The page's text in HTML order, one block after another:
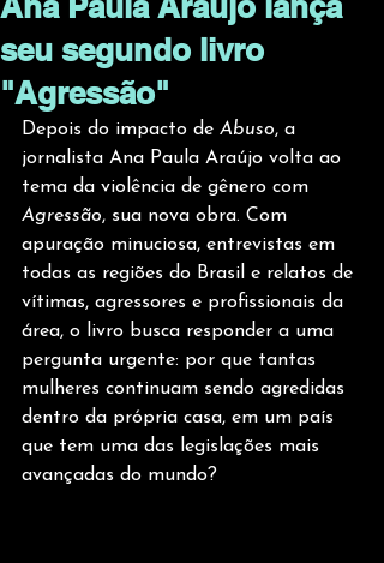
seu segundo livro
"Agressão"
Depois do impacto de Abuso, a
jornalista Ana Paula Araújo volta ao
tema da violência de gênero com
Agressão, sua nova obra. Com
apuração minuciosa, entrevistas em
todas as regiões do Brasil e relatos de
vítimas, agressores e profissionais da
área, o livro busca responder a uma
pergunta urgente: por que tantas
mulheres continuam sendo agredidas
dentro da própria casa, em um país
que tem uma das legislações mais
avançadas do mundo?